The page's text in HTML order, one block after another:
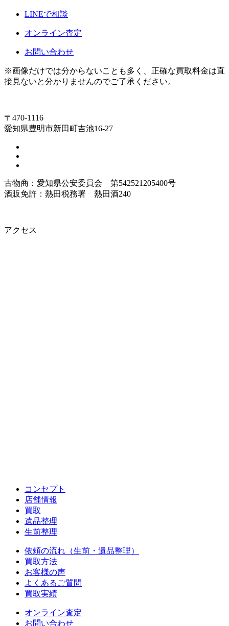
LINEで相談
オンライン査定
お問い合わせ
※画像だけでは分からないことも多く、正確な買取料金は直
接見ないと分かりませんのでご了承ください。
〒470-1116
愛知県豊明市新田町吉池16-27
古物商：愛知県公安委員会 第542521205400号
酒販免許：熱田税務署 熱田酒240
アクセス
コンセプト
店舗情報
買取
遺品整理
生前整理
依頼の流れ（生前・遺品整理）
買取方法
お客様の声
よくあるご質問
買取実績
オンライン査定
お問い合わせ